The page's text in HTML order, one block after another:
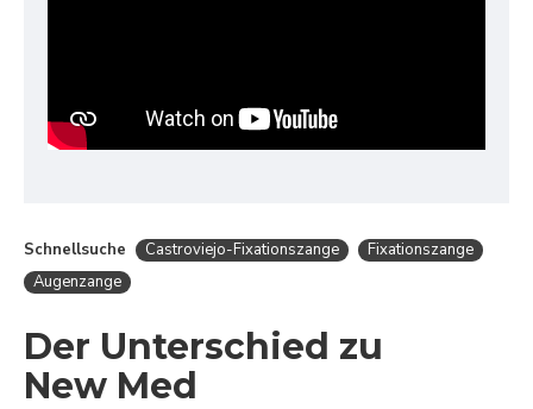
Schnellsuche Castroviejo-Fixationszange
Fixationszange
Augenzange
Der Unterschied zu
New Med